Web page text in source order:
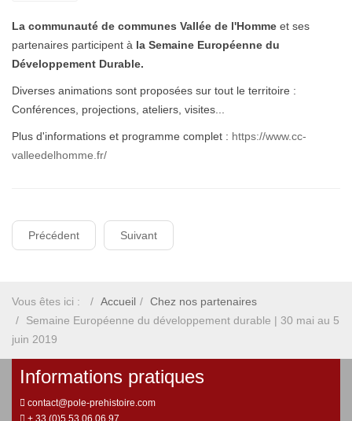
La communauté de communes Vallée de l'Homme et ses
partenaires participent à la Semaine Européenne du
Développement Durable.
Diverses animations sont proposées sur tout le territoire :
Conférences, projections, ateliers, visites...
Plus d'informations et programme complet : https://www.cc-
valleedelhomme.fr/
Précédent Suivant
Vous êtes ici : Accueil
Chez nos partenaires
Semaine Européenne du développement durable | 30 mai au 5
juin 2019
Informations pratiques
contact@pole-prehistoire.com
+ 33 (0)5 53 06 06 97